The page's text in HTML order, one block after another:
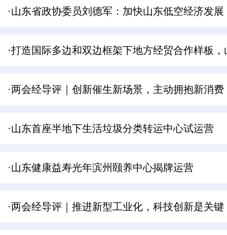
·山东省政协委员刘德军：加快山东低空经济发展
·打造国际多边和双边框架下地方经贸合作样板
·两会经导评｜创新催生新场景，主动拥抱新消费
·山东首座半地下生活垃圾分类转运中心试运营
·山东健康益寿光年滨州颐养中心揭牌运营​
·两会经导评｜推进新型工业化，科技创新是关键